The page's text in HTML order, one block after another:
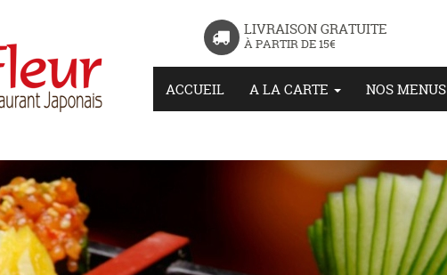
LIVRAISON GRATUITE
À PARTIR DE 15€
ACCUEIL A LA CARTE NOS MENUS